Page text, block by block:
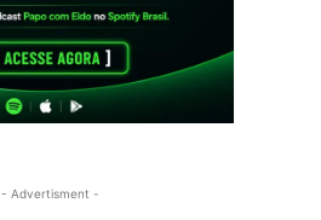
- Advertisment -